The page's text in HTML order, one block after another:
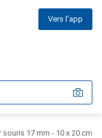
Vers l'app
17 mm - 10 x 20 cm